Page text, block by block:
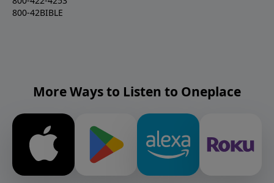
800-42BIBLE
More Ways to Listen to Oneplace